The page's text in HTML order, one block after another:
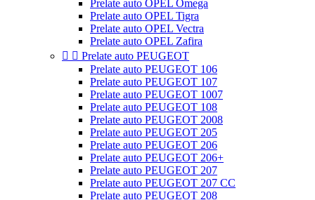
Prelate auto OPEL Omega
Prelate auto OPEL Tigra
Prelate auto OPEL Vectra
Prelate auto OPEL Zafira
  Prelate auto PEUGEOT
Prelate auto PEUGEOT 106
Prelate auto PEUGEOT 107
Prelate auto PEUGEOT 1007
Prelate auto PEUGEOT 108
Prelate auto PEUGEOT 2008
Prelate auto PEUGEOT 205
Prelate auto PEUGEOT 206
Prelate auto PEUGEOT 206+
Prelate auto PEUGEOT 207
Prelate auto PEUGEOT 207 CC
Prelate auto PEUGEOT 208